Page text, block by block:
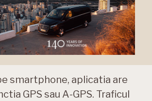
smartphone, aplicatia are
GPS sau A-GPS. Traficul